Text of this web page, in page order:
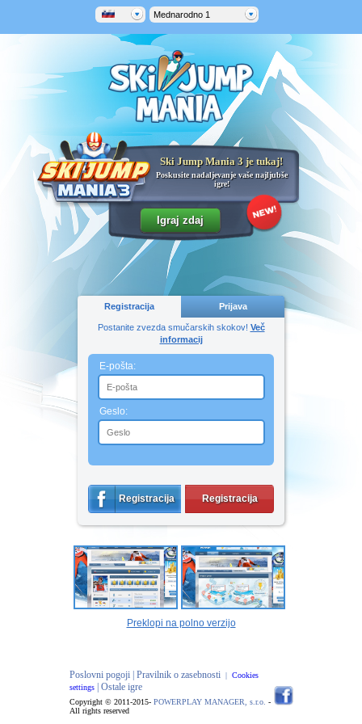
Mednarodno 1
Ski Jump Mania 3 je tukaj!
Poskusite nadaljevanje vaše najljubše
igre!
Registracija Prijava
Postanite zvezda smučarskih skokov! Več
informacij
E-pošta:
Geslo:
Registracija Registracija
Preklopi na polno verzijo
Poslovni pogoji | Pravilnik o zasebnosti| Cookies
settings
| Ostale igre
Copyright © 2011-2015- POWERPLAY MANAGER, s.r.o. -
All rights reserved